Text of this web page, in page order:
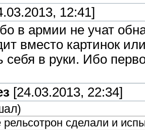
12:41]
в армии не учат
вместо картинок
себя в руки. Ибо
[24.03.2013, 22:34]
)
сделали и